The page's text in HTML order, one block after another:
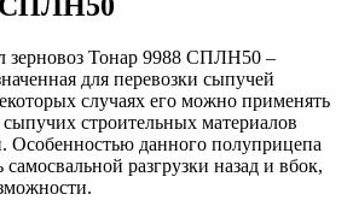
зерновоз Тонар 9988 СПЛН50 –
для перевозки сыпучей
случаях его можно применять
строительных материалов
Особенностью данного полуприцепа
самосвальной разгрузки назад и вбок,